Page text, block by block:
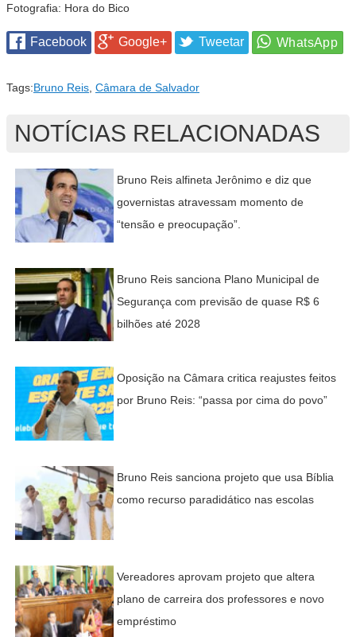
Fotografia: Hora do Bico
Facebook Google+ Tweetar
Tags:Bruno Reis Câmara de Salvador
NOTÍCIAS RELACIONADAS
Bruno Reis alfineta Jerônimo e diz que
governistas atravessam momento de
“tensão e preocupação”.
Bruno Reis sanciona Plano Municipal de
Segurança com previsão de quase R$ 6
bilhões até 2028
Oposição na Câmara critica reajustes feitos
por Bruno Reis: “passa por cima do povo”
Bruno Reis sanciona projeto que usa Bíblia
como recurso paradidático nas escolas
Vereadores aprovam projeto que altera
plano de carreira dos professores e novo
empréstimo